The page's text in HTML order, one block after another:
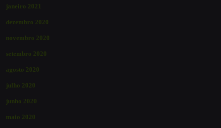
janeiro 2021
dezembro 2020
novembro 2020
setembro 2020
agosto 2020
julho 2020
junho 2020
maio 2020